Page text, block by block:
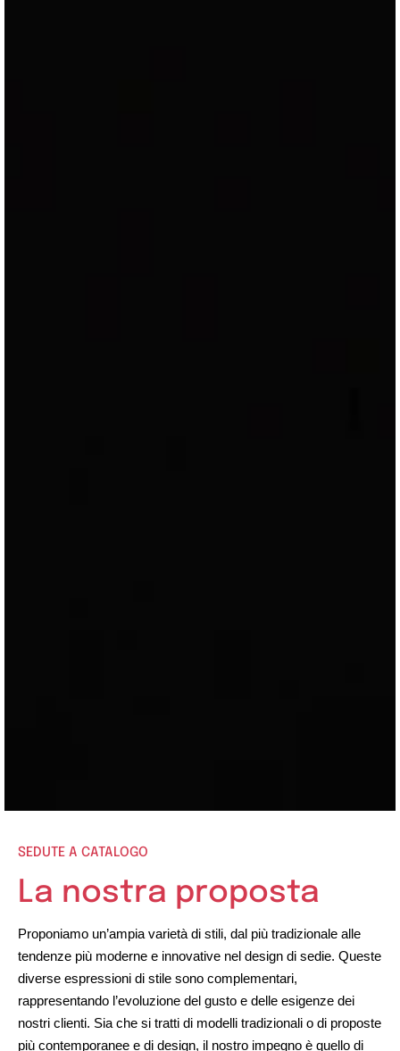
SEDUTE A CATALOGO
La nostra proposta
Proponiamo un’ampia varietà di stili, dal più tradizionale alle
tendenze più moderne e innovative nel design di sedie. Queste
diverse espressioni di stile sono complementari,
rappresentando l’evoluzione del gusto e delle esigenze dei
nostri clienti. Sia che si tratti di modelli tradizionali o di proposte
più contemporanee e di design, il nostro impegno è quello di